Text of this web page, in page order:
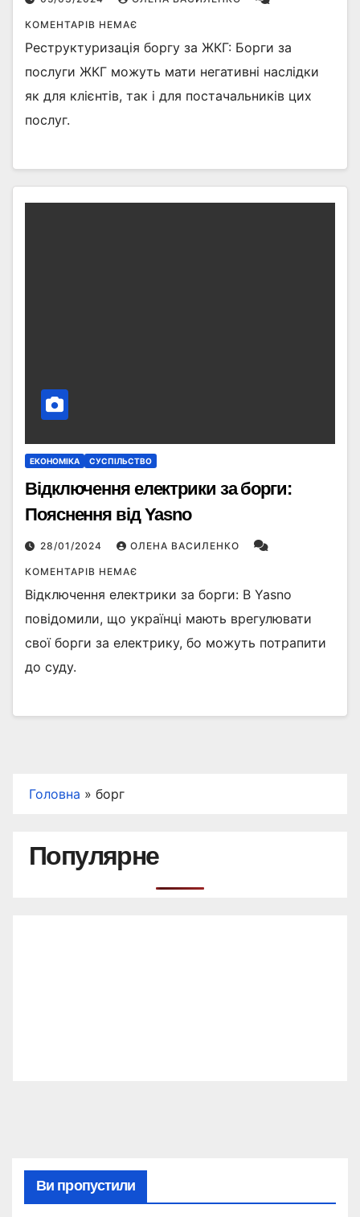
КОМЕНТАРІВ НЕМАЄ
Реструктуризація боргу за ЖКГ: Борги за
послуги ЖКГ можуть мати негативні наслідки
як для клієнтів, так і для постачальників цих
послуг.
ЕКОНОМІКА СУСПІЛЬСТВО
Відключення електрики за борги:
Пояснення від Yasno
28/01/2024 ОЛЕНА ВАСИЛЕНКО
КОМЕНТАРІВ НЕМАЄ
Відключення електрики за борги: В Yasno
повідомили, що українці мають врегулювати
свої борги за електрику, бо можуть потрапити
до суду.
Головна » борг
Популярне
Ви пропустили